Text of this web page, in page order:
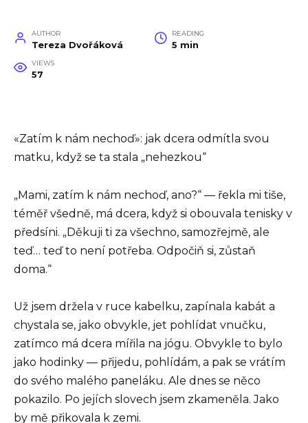
AUTHOR
Tereza Dvořáková
READING
5 min
VIEWS
57
«Zatím k nám nechoď»: jak dcera odmítla svou
matku, když se ta stala „nehezkou“
„Mami, zatím k nám nechoď, ano?“ — řekla mi tiše,
téměř všedně, má dcera, když si obouvala tenisky v
předsíni. „Děkuji ti za všechno, samozřejmě, ale
teď… teď to není potřeba. Odpočiň si, zůstaň
doma.“
Už jsem držela v ruce kabelku, zapínala kabát a
chystala se, jako obvykle, jet pohlídat vnučku,
zatímco má dcera mířila na jógu. Obvykle to bylo
jako hodinky — přijedu, pohlídám, a pak se vrátím
do svého malého paneláku. Ale dnes se něco
pokazilo. Po jejích slovech jsem zkameněla. Jako
by mě přikovala k zemi.